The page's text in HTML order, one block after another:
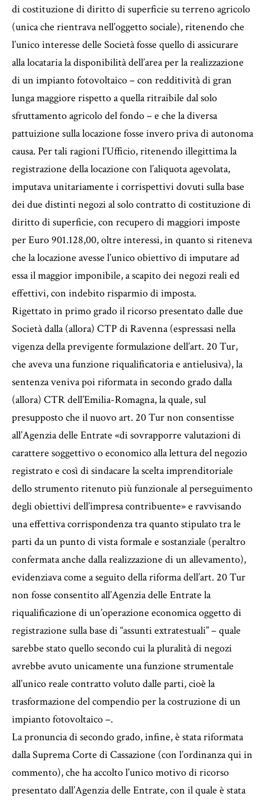
di costituzione di diritto di superficie su terreno agricolo
(unica che rientrava nell’oggetto sociale), ritenendo che
l’unico interesse delle Società fosse quello di assicurare
alla locataria la disponibilità dell’area per la realizzazione
di un impianto fotovoltaico – con redditività di gran
lunga maggiore rispetto a quella ritraibile dal solo
sfruttamento agricolo del fondo – e che la diversa
pattuizione sulla locazione fosse invero priva di autonoma
causa. Per tali ragioni l’Ufficio, ritenendo illegittima la
registrazione della locazione con l’aliquota agevolata,
imputava unitariamente i corrispettivi dovuti sulla base
dei due distinti negozi al solo contratto di costituzione di
diritto di superficie, con recupero di maggiori imposte
per Euro 901.128,00, oltre interessi, in quanto si riteneva
che la locazione avesse l’unico obiettivo di imputare ad
essa il maggior imponibile, a scapito dei negozi reali ed
effettivi, con indebito risparmio di imposta.
Rigettato in primo grado il ricorso presentato dalle due
Società dalla (allora) CTP di Ravenna (espressasi nella
vigenza della previgente formulazione dell’art. 20 Tur,
che aveva una funzione riqualificatoria e antielusiva), la
sentenza veniva poi riformata in secondo grado dalla
(allora) CTR dell’Emilia-Romagna, la quale, sul
presupposto che il nuovo art. 20 Tur non consentisse
all’Agenzia delle Entrate «di sovrapporre valutazioni di
carattere soggettivo o economico alla lettura del negozio
registrato e così di sindacare la scelta imprenditoriale
dello strumento ritenuto più funzionale al perseguimento
degli obiettivi dell’impresa contribuente» e ravvisando
una effettiva corrispondenza tra quanto stipulato tra le
parti da un punto di vista formale e sostanziale (peraltro
confermata anche dalla realizzazione di un allevamento),
evidenziava come a seguito della riforma dell’art. 20 Tur
non fosse consentito all’Agenzia delle Entrate la
riqualificazione di un’operazione economica oggetto di
registrazione sulla base di “assunti extratestuali” – quale
sarebbe stato quello secondo cui la pluralità di negozi
avrebbe avuto unicamente una funzione strumentale
all’unico reale contratto voluto dalle parti, cioè la
trasformazione del compendio per la costruzione di un
impianto fotovoltaico –.
La pronuncia di secondo grado, infine, è stata riformata
dalla Suprema Corte di Cassazione (con l’ordinanza qui in
commento), che ha accolto l’unico motivo di ricorso
presentato dall’Agenzia delle Entrate, con il quale è stata